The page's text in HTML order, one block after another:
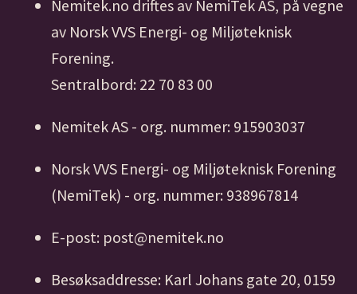
Nemitek.no driftes av NemiTek AS, på vegne
av Norsk VVS Energi- og Miljøteknisk
Forening.
Sentralbord: 22 70 83 00
Nemitek AS - org. nummer: 915903037
Norsk VVS Energi- og Miljøteknisk Forening
(NemiTek) - org. nummer: 938967814
E-post: post@nemitek.no
Besøksaddresse: Karl Johans gate 20, 0159